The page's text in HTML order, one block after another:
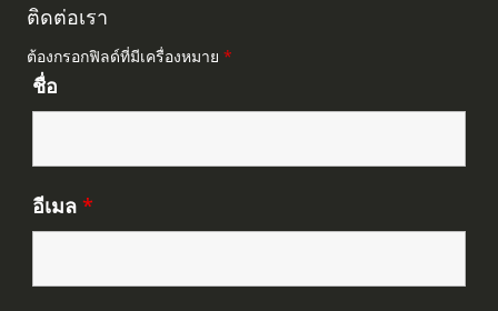
ติดต่อเรา
ต้องกรอกฟิลด์ที่มีเครื่องหมาย *
ชื่อ
อีเมล *